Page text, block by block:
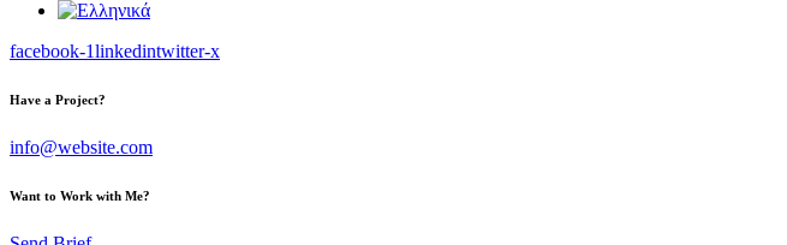
facebook-1linkedintwitter-x
Have a Project?
info@website.com
Want to Work with Me?